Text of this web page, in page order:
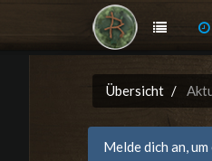
Übersicht
Melde dich an,